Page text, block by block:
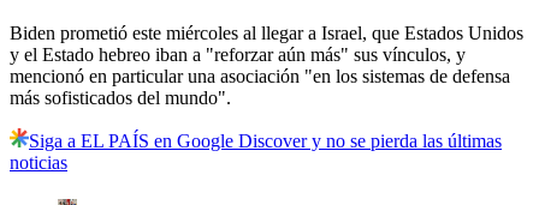
Biden prometió este miércoles al llegar a Israel, que Estados Unidos
y el Estado hebreo iban a "reforzar aún más" sus vínculos, y
mencionó en particular una asociación "en los sistemas de defensa
más sofisticados del mundo".
Siga a EL PAÍS en Google Discover y no se pierda las últimas
noticias